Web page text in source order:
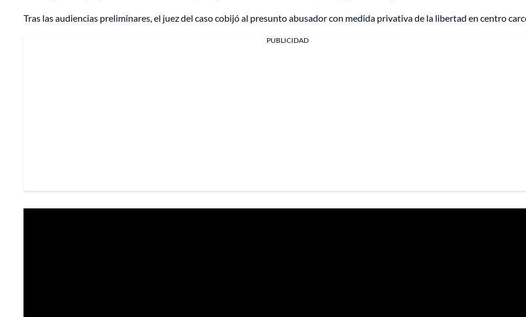
Tras las audiencias preliminares, el juez del caso cobijó al presunto abusador con medida privativa de la libertad en centro
PUBLICIDAD